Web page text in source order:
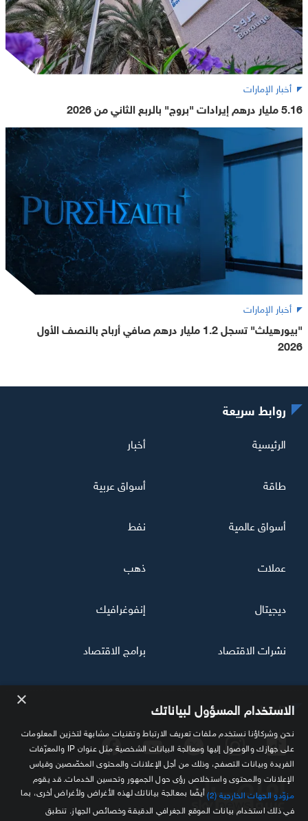
أخبار الإمارات
5.16 مليار درهم إيرادات "بروج" بالربع الثاني من 2026
أخبار الإمارات
"بيورهيلث" تسجل 1.2 مليار درهم صافي أرباح بالنصف الأول
2026
تابعنا
روابط سريعة
الرئيسية أخبار
طاقة أسواق عربية
أسواق عالمية نفط
عملات ذهب
ديجيتال إنفوغرافيك
نشرات الاقتصاد برامج الاقتصاد
× الاستخدام المسؤول لبياناتك
نحن وشركاؤنا نستخدم ملفات تعريف الارتباط وتقنيات مشابهة لتخزين المعلومات
على جهازك والوصول إليها ومعالجة البيانات الشخصية مثل عنوان IP والمعرّفات
الفريدة وبيانات التصفح، وذلك من أجل الإعلانات والمحتوى المخصّصين وقياس
الإعلانات والمحتوى واستخلاص رؤى حول الجمهور وتحسين الخدمات. قد يقوم
مزوّدو الجهات الخارجية (2)
أيضًا بمعالجة بياناتك لهذه الأغراض ولأغراض أخرى، بما
في ذلك استخدام بيانات الموقع الجغرافي الدقيقة وخصائص الجهاز. تنطبق